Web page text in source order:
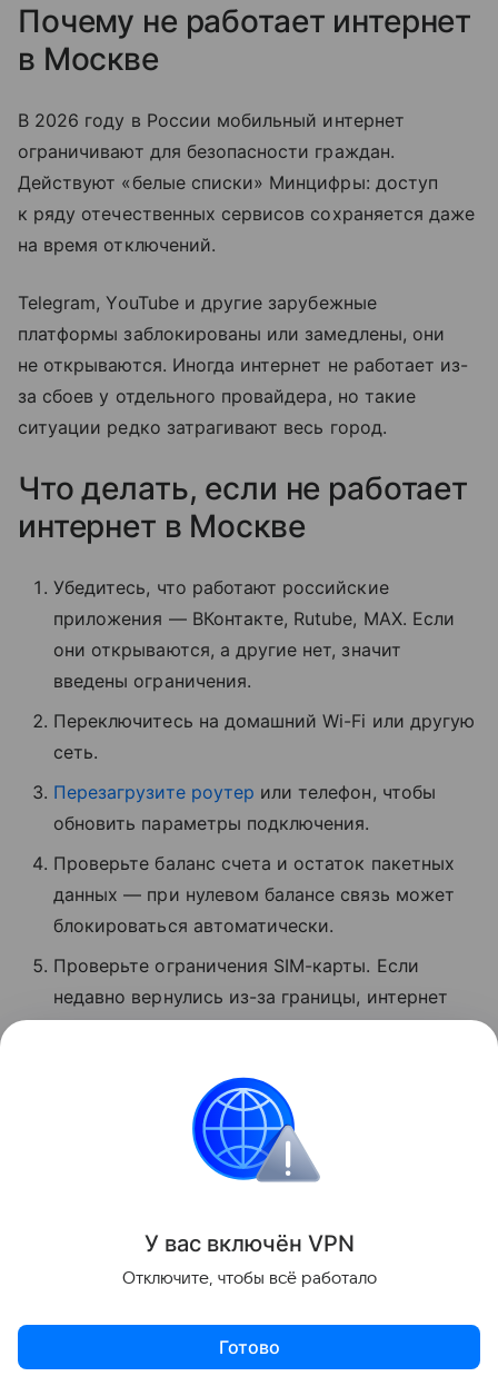
Почему не работает интернет
в Москве
В 2026 году в России мобильный интернет
ограничивают для безопасности граждан.
Действуют «белые списки» Минцифры: доступ
к ряду отечественных сервисов сохраняется даже
на время отключений.
Telegram, YouTube и другие зарубежные
платформы заблокированы или замедлены, они
не открываются. Иногда интернет не работает из-
за сбоев у отдельного провайдера, но такие
ситуации редко затрагивают весь город.
Что делать, если не работает
интернет в Москве
Убедитесь, что работают российские
приложения — ВКонтакте, Rutube, MAX. Если
они открываются, а другие нет, значит
введены ограничения.
Переключитесь на домашний Wi-Fi или другую
сеть.
Перезагрузите роутер или телефон, чтобы
обновить параметры подключения.
Проверьте баланс счета и остаток пакетных
данных — при нулевом балансе связь может
блокироваться автоматически.
Проверьте ограничения SIM-карты. Если
недавно вернулись из-за границы, интернет
может быть временно заблокирован.
оператора и уточните, почему нет связи.
Интернет
Поделиться
У вас включён VPN
Отключите, чтобы всё работало
Готово